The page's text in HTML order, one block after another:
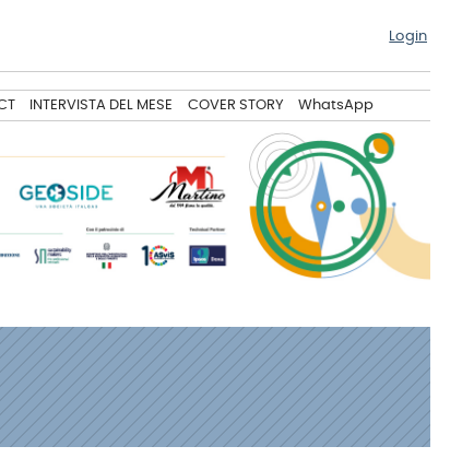
Login
INTERVISTA DEL MESE COVER STORY WhatsApp